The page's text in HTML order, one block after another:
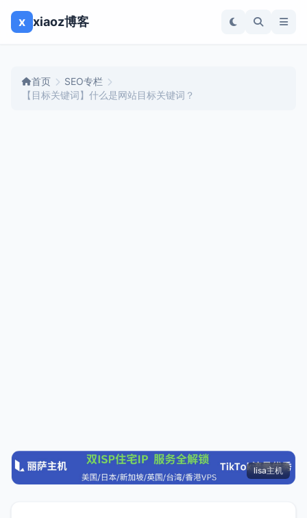
x xiaoz博客
首页
SEO专栏
【目标关键词】什么是网站目标关键词？
lisa主机